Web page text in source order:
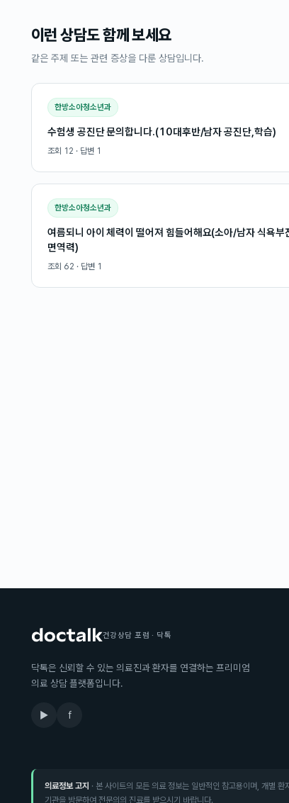
이런 상담도 함께 보세요
같은 주제 또는 관련 증상을 다룬 상담입니다.
한방소아청소년과
수험생 공진단 문의합니다.(10대후반/남자 공진단,학습)
조회 12 · 답변 1
한방소아청소년과
여름되니 아이 체력이 떨어져 힘들어해요(소아/남자 식욕부
면역력)
조회 62 · 답변 1
건강상담 포럼 · 닥톡
닥톡은 신뢰할 수 있는 의료진과 환자를 연결하는 프리미엄
의료 상담 플랫폼입니다.
▶ f
의료정보 고지 · 본 사이트의 모든 의료 정보는 일반적인 참고용이며, 개별
기관을 방문하여 전문의의 진료를 받으시기 바랍니다.